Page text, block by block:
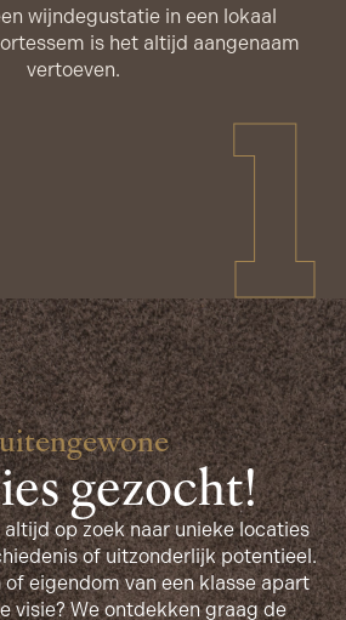
wijndegustatie in een lokaal
is het altijd aangenaam
vertoeven.
1
gezocht!
altijd op zoek naar unieke locaties
of uitzonderlijk potentieel.
eigendom van een klasse apart
visie? We ontdekken graag de